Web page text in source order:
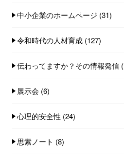
中小企業のホームページ (31)
令和時代の人材育成 (127)
伝わってますか？その情報発信
展示会 (6)
心理的安全性 (24)
思索ノート (8)